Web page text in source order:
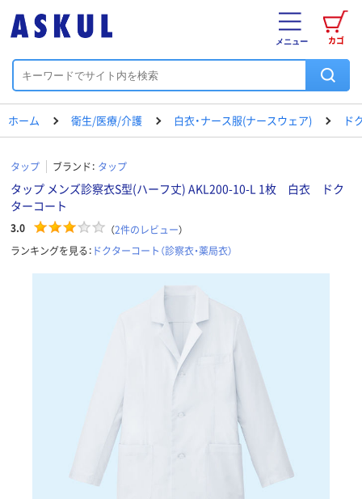
カゴ
メニュー
ホーム 衛生/医療/介護 白衣・ナース服(ナースウェア) ド
タップ ブランド： タップ
タップ メンズ診察衣S型(ハーフ丈) AKL200-10-L 1枚 白衣 ドク
ターコート
3.0 （2件のレビュー）
ランキングを見る： ドクターコート（診察衣・薬局衣）